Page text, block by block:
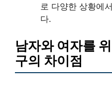
로 다양한 상황에
다.
남자와 여자를
구의 차이점